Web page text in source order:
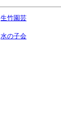
生竹園芸
水の子会